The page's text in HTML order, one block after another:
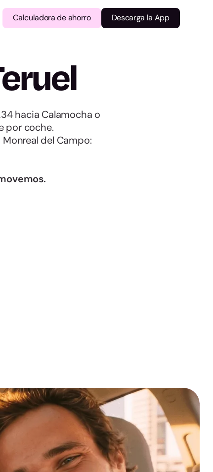
Calculadora de ahorro Descarga la App
hacia Calamocha o
por coche.
del Campo: